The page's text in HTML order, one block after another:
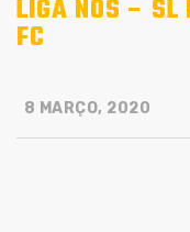
LIGA NOS – SL
FC
8 MARÇO, 2020